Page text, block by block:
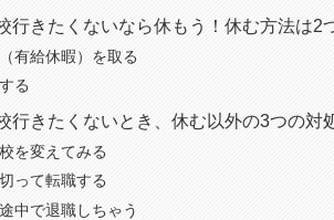
行きたくないなら休もう！休む方法は2
有給休暇）を取る
る
行きたくないとき、休む以外の3つの対
を変えてみる
って転職する
中で退職しちゃう